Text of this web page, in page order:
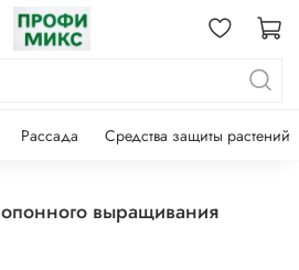
Рассада Средства защиты растений
выращивания